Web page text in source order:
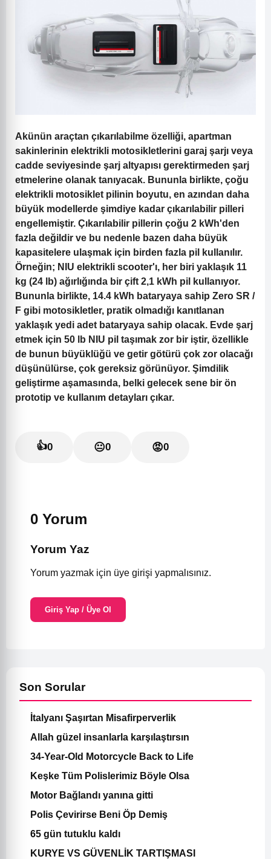
Akünün araçtan çıkarılabilme özelliği, apartman
sakinlerinin elektrikli motosikletlerini garaj şarjı veya
cadde seviyesinde şarj altyapısı gerektirmeden şarj
etmelerine olanak tanıyacak. Bununla birlikte, çoğu
elektrikli motosiklet pilinin boyutu, en azından daha
büyük modellerde şimdiye kadar çıkarılabilir pilleri
engellemiştir. Çıkarılabilir pillerin çoğu 2 kWh'den
fazla değildir ve bu nedenle bazen daha büyük
kapasitelere ulaşmak için birden fazla pil kullanılır.
Örneğin; NIU elektrikli scooter'ı, her biri yaklaşık 11
kg (24 lb) ağırlığında bir çift 2,1 kWh pil kullanıyor.
Bununla birlikte, 14.4 kWh bataryaya sahip Zero SR /
F gibi motosikletler, pratik olmadığı kanıtlanan
yaklaşık yedi adet bataryaya sahip olacak. Evde şarj
etmek için 50 lb NIU pil taşımak zor bir iştir, özellikle
de bunun büyüklüğü ve getir götürü çok zor olacağı
düşünülürse, çok gereksiz görünüyor. Şimdilik
geliştirme aşamasında, belki gelecek sene bir ön
prototip ve kullanım detayları çıkar.
👍0 😐0 😡0
0 Yorum
Yorum Yaz
Yorum yazmak için üye girişi yapmalısınız.
Giriş Yap / Üye Ol
Son Sorular
İtalyanı Şaşırtan Misafirperverlik
Allah güzel insanlarla karşılaştırsın
34-Year-Old Motorcycle Back to Life
Keşke Tüm Polislerimiz Böyle Olsa
Motor Bağlandı yanına gitti
Polis Çevirirse Beni Öp Demiş
65 gün tutuklu kaldı
KURYE VS GÜVENLİK TARTIŞMASI